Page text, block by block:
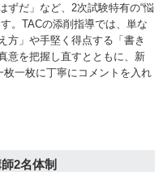
ずだ」など、2次試験特有の“悩
。TACの添削指導では、単な
方」や手堅く得点する「書き
意を把握し直すとともに、新
枚一枚に丁寧にコメントを入れ
2名体制